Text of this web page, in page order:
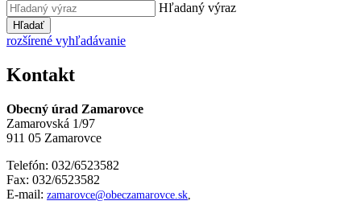
Hľadaný výraz
Hľadať
rozšírené vyhľadávanie
Kontakt
Obecný úrad Zamarovce
Zamarovská 1/97
911 05 Zamarovce
Telefón: 032/6523582
Fax: 032/6523582
E-mail: zamarovce@obeczamarovce.sk